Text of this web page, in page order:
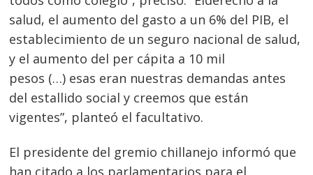
salud, el aumento del gasto a un 6% del PIB, el
establecimiento de un seguro nacional de salud,
y el aumento del per cápita a 10 mil
pesos (…) esas eran nuestras demandas antes
del estallido social y creemos que están
vigentes”, planteó el facultativo.
El presidente del gremio chillanejo informó que
han citado a los parlamentarios para el